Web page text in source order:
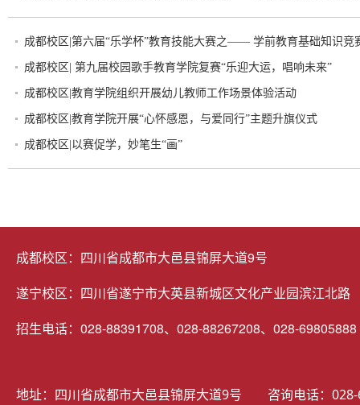
成都校区|第六届“乐学杯”教育技能大赛之—— 学前教育基础知识竞
成都校区| 第九届校园歌手教育学院复赛“乐迎大运，唱响未来”
成都校区|教育学院组织开展幼儿教师工作场景体验活动
成都校区|教育学院开展“心怀感恩，与爱同行”主题升旗仪式
成都校区|以赛促学，妙笔生“画”
成都校区：四川省成都市大邑县锦屏大道9号
遂宁校区：四川省遂宁市大英县新城区文化产业园滨江北路
招生电话：028-88391708、028-88267208、028-69805888
地址：四川省成都市大邑县锦屏大道9号 咨询电话